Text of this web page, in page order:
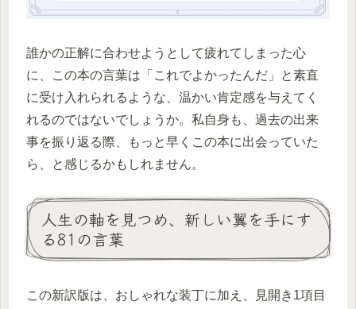
誰かの正解に合わせようとして疲れてしまった心
に、この本の言葉は「これでよかったんだ」と素直
に受け入れられるような、温かい肯定感を与えてく
れるのではないでしょうか。私自身も、過去の出来
事を振り返る際、もっと早くこの本に出会っていた
ら、と感じるかもしれません。
人生の軸を見つめ、新しい翼を手にす
る81の言葉
この新訳版は、おしゃれな装丁に加え、見開き1項目